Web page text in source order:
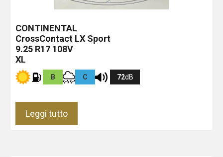
CONTINENTAL
CrossContact LX Sport
9.25 R17 108V
XL
B C 72dB
Leggi tutto